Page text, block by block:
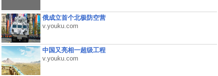
俄成立首个北极防空营
v.youku.com
中国又亮相一超级工程
v.youku.com